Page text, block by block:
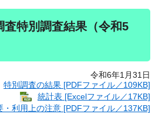
査特別調査結果（令和5
令和6年1月31日
特別調査の結果 [PDFファイル／109KB]
統計表 [Excelファイル／17KB]
・利用上の注意 [PDFファイル／137KB]